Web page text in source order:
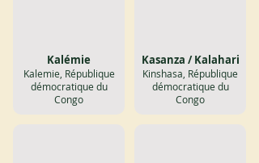
Kalémie
Kalemie, République
démocratique du
Congo
Kasanza / Kalahari
Kinshasa, République
démocratique du
Congo